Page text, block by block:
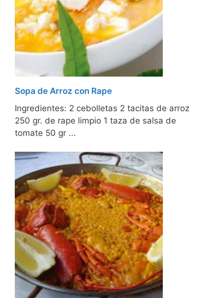
Sopa de Arroz con Rape
Ingredientes: 2 cebolletas 2 tacitas de arroz
250 gr. de rape limpio 1 taza de salsa de
tomate 50 gr ...